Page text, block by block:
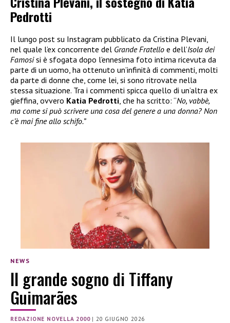
Pedrotti
Il lungo post su Instagram pubblicato da Cristina Plevani,
nel quale l’ex concorrente del Grande Fratello e dell’Isola dei
Famosisi è sfogata dopo l’ennesima foto intima ricevuta da
parte di un uomo, ha ottenuto un’infinità di commenti, molti
da parte di donne che, come lei, si sono ritrovate nella
stessa situazione. Tra i commenti spicca quello di un’altra ex
gieffina, ovvero Katia Pedrotti, che ha scritto: “No, vabbè,
ma come si può scrivere una cosa del genere a una donna? Non
c’è mai fine allo schifo.”
NEWS
Il grande sogno di Tiffany
Guimarães
REDAZIONE NOVELLA 2000|20 GIUGNO 2026